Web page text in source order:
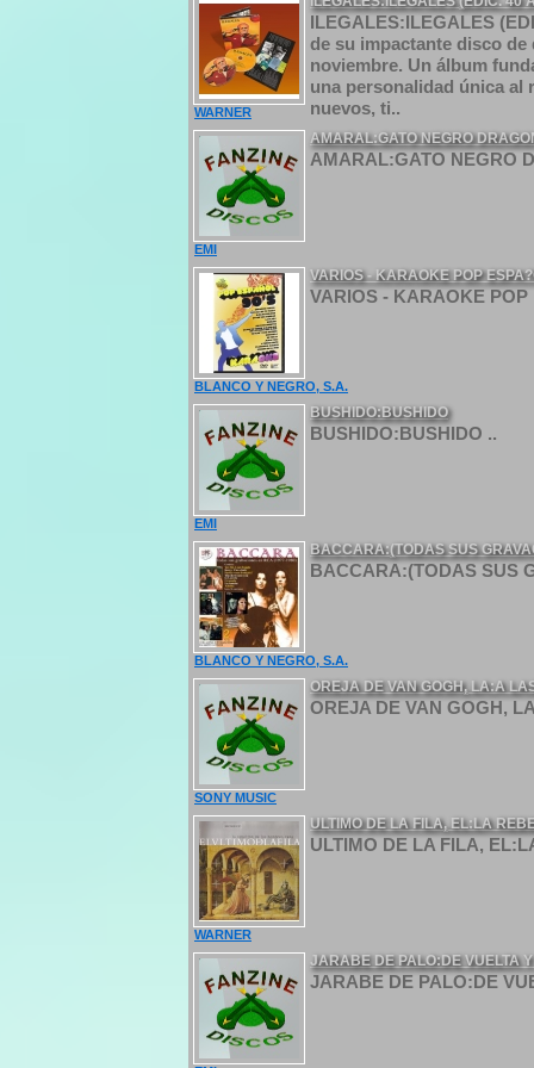
ILEGALES:ILEGALES
de su impactante disco de
noviembre. Un álbum
una personalidad única al
nuevos, ti..
WARNER
AMARAL:GATO NEGRO
AMARAL:GATO NEGRO
EMI
VARIOS - KARAOKE POP
VARIOS - KARAOKE
BLANCO Y NEGRO, S.A.
BUSHIDO:BUSHIDO
BUSHIDO:BUSHIDO ..
EMI
BACCARA:(TODAS SUS
BACCARA:(TODAS SUS
BLANCO Y NEGRO, S.A.
OREJA DE VAN GOGH, LA:A
OREJA DE VAN GOGH,
SONY MUSIC
ULTIMO DE LA FILA, EL:LA
ULTIMO DE LA FILA,
WARNER
JARABE DE PALO:DE VUELTA
JARABE DE PALO:DE